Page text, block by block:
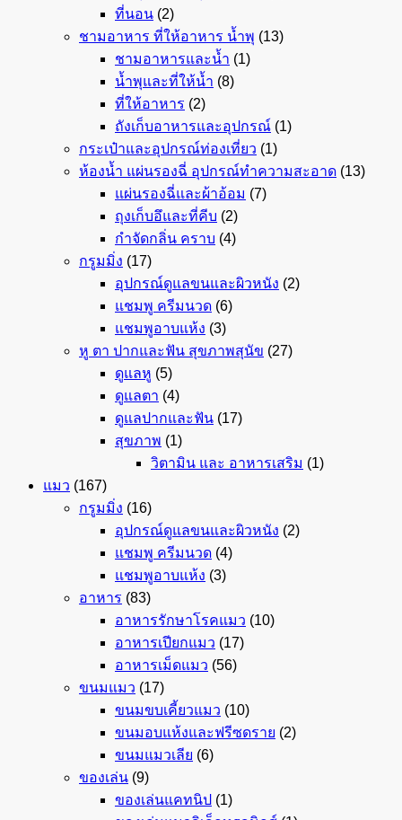
ที่นอน (2)
ชามอาหาร ที่ให้อาหาร น้ำพุ (13)
ชามอาหารและน้ำ (1)
น้ำพุและที่ให้น้ำ (8)
ที่ให้อาหาร (2)
ถังเก็บอาหารและอุปกรณ์ (1)
กระเป๋าและอุปกรณ์ท่องเที่ยว (1)
ห้องน้ำ แผ่นรองฉี่ อุปกรณ์ทำความสะอาด (13)
แผ่นรองฉี่และผ้าอ้อม (7)
ถุงเก็บอึและที่คีบ (2)
กำจัดกลิ่น คราบ (4)
กรูมมิ่ง (17)
อุปกรณ์ดูแลขนและผิวหนัง (2)
แชมพู ครีมนวด (6)
แชมพูอาบแห้ง (3)
หู ตา ปากและฟัน สุขภาพสุนัข (27)
ดูแลหู (5)
ดูแลตา (4)
ดูแลปากและฟัน (17)
สุขภาพ (1)
วิตามิน และ อาหารเสริม (1)
แมว (167)
กรูมมิ่ง (16)
อุปกรณ์ดูแลขนและผิวหนัง (2)
แชมพู ครีมนวด (4)
แชมพูอาบแห้ง (3)
อาหาร (83)
อาหารรักษาโรคแมว (10)
อาหารเปียกแมว (17)
อาหารเม็ดแมว (56)
ขนมแมว (17)
ขนมขบเคี้ยวแมว (10)
ขนมอบแห้งและฟรีซดราย (2)
ขนมแมวเลีย (6)
ของเล่น (9)
ของเล่นแคทนิป (1)